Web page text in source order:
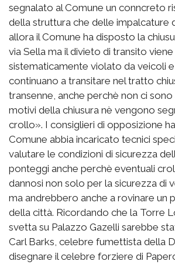
segnalato al Comune un conncreto
della struttura che delle impalcature
allora il Comune ha disposto la
via Sella ma il divieto di transito viene
sistematicamente violato da veicoli
continuano a transitare nel tratto
transenne, anche perchè non ci sono
motivi della chiusura nè vengono
crollo». I consiglieri di opposizione
Comune abbia incaricato tecnici
valutare le condizioni di sicurezza
ponteggi anche perchè eventuali
dannosi non solo per la sicurezza di
ma andrebbero anche a rovinare un
della città. Ricordando che la Torre
svetta su Palazzo Gazelli sarebbe
Carl Barks, celebre fumettista della
disegnare il celebre forziere di